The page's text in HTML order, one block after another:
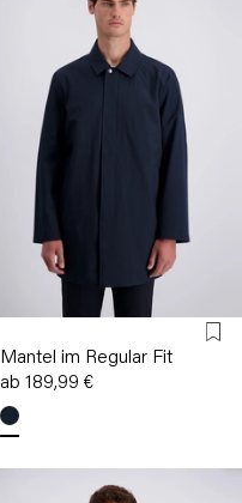
Mantel im Regular Fit
ab 189,99 €